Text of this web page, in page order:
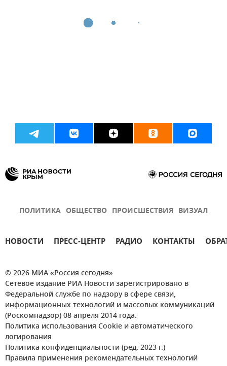
ПОЛИТИКА ОБЩЕСТВО ПРОИСШЕСТВИЯ ВИЗУАЛ
НОВОСТИ ПРЕСС-ЦЕНТР РАДИО КОНТАКТЫ
© 2026 МИА «Россия сегодня»
Сетевое издание РИА Новости зарегистрировано в
Федеральной службе по надзору в сфере связи,
информационных технологий и массовых коммуникаций
(Роскомнадзор) 08 апреля 2014 года.
Политика использования Cookie и автоматического
логирования
Политика конфиденциальности (ред. 2023 г.)
Правила применения рекомендательных технологий